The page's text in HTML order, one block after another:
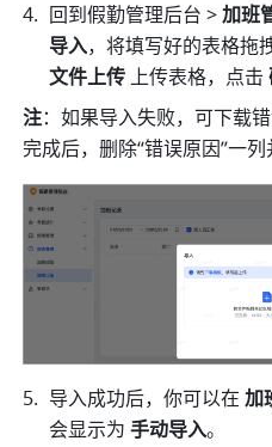
回到假勤管理后台 > 加班
导入，将填写好的表格拖
文件上传 上传表格，点击
注：如果导入失败，可下载
完成后，删除“错误原因”一列
导入成功后，你可以在 加
会显示为 手动导入。